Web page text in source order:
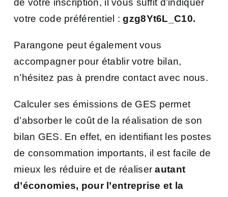
de votre inscription, il vous suffit d’indiquer
votre code préférentiel :gzg8Yt6L_C10.
Parangone peut également vous
accompagner pour établir votre bilan,
n’hésitez pas à prendre contact avec nous.
Calculer ses émissions de GES permet
d’absorber le coût de la réalisation de son
bilan GES. En effet, en identifiant les postes
de consommation importants, il est facile de
mieux les réduire et de réaliserautant
d’économies, pour l’entreprise et la